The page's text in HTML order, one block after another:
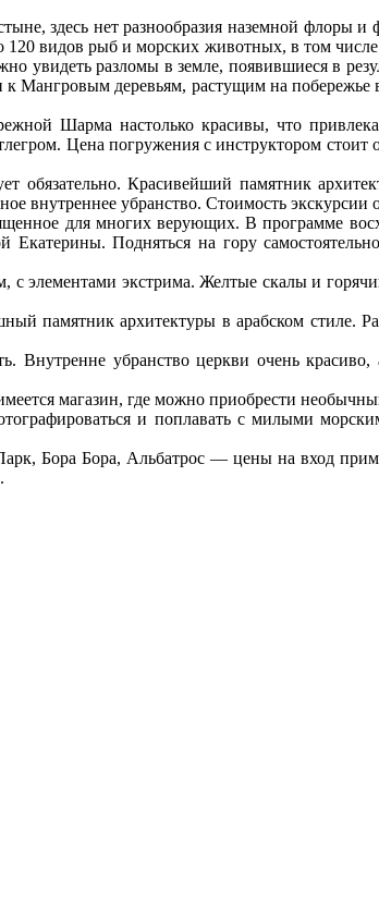
здесь нет разнообразия наземной флоры
120 видов рыб и морских животных, в том
разломы в земле, появившиеся в
к Мангровым деревьям, растущим на
Шарма настолько красивы, что
Цена погружения с инструктором стоит
обязательно. Красивейший памятник
внутреннее убранство. Стоимость экскурсии
для многих верующих. В программе
Подняться на гору
элементами экстрима. Желтые скалы и
памятник архитектуры в арабском стиле.
убранство церкви очень красиво,
магазин, где можно приобрести
и поплавать с милыми
Бора Бора, Альбатрос — цены на вход